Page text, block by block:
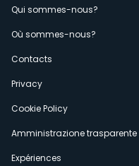
Menù
secondario
Qui sommes-nous?
Où sommes-nous?
Contacts
Privacy
Cookie Policy
Amministrazione trasparente
Expériences